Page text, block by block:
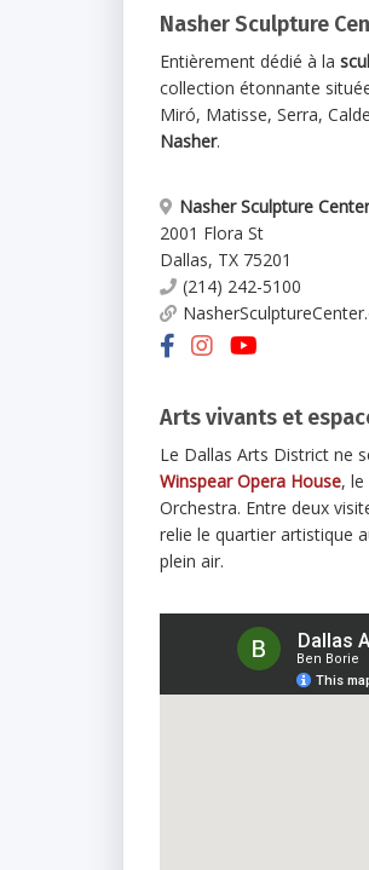
Nasher Sculpture
Entièrement dédié à la
collection étonnante
Miró, Matisse, Serra,
Nasher.
Nasher Sculpture Center
2001 Flora St
Dallas, TX 75201
(214) 242-5100
Arts vivants et
Le Dallas Arts District ne
Winspear Opera House, le
Orchestra. Entre deux
relie le quartier artistique
plein air.